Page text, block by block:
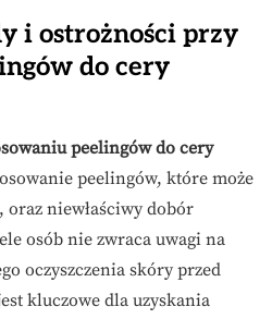
i ostrożności przy
do cery
peelingów do cery
peelingów, które może
niewłaściwy dobór
osób nie zwraca uwagi na
oczyszczenia skóry przed
kluczowe dla uzyskania